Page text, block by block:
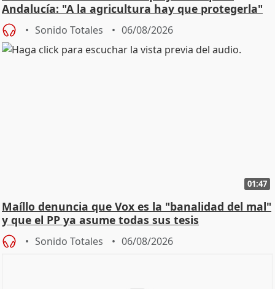
Andalucía: "A la agricultura hay que protegerla"
Sonido Totales 06/08/2026
01:47
Maíllo denuncia que Vox es la "banalidad del mal"
y que el PP ya asume todas sus tesis
Sonido Totales 06/08/2026